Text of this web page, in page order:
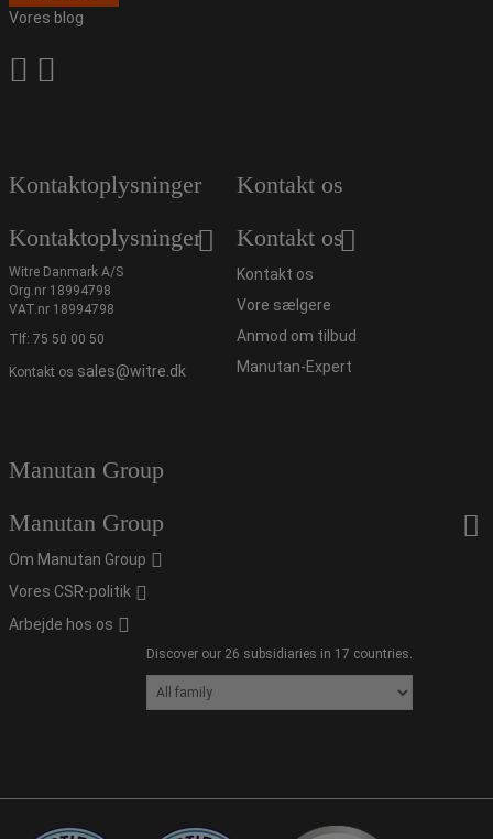
Vores blog
Kontaktoplysninger
Kontaktoplysninger
Witre Danmark A/S
Org.nr 18994798
VAT.nr 18994798
Tlf: 75 50 00 50
Kontakt os sales@witre.dk
Kontakt os
Kontakt os
Kontakt os
Vore sælgere
Anmod om tilbud
Manutan-Expert
Manutan Group
Manutan Group
Om Manutan Group
Vores CSR-politik
Arbejde hos os
Discover our 26 subsidiaries in 17 countries.